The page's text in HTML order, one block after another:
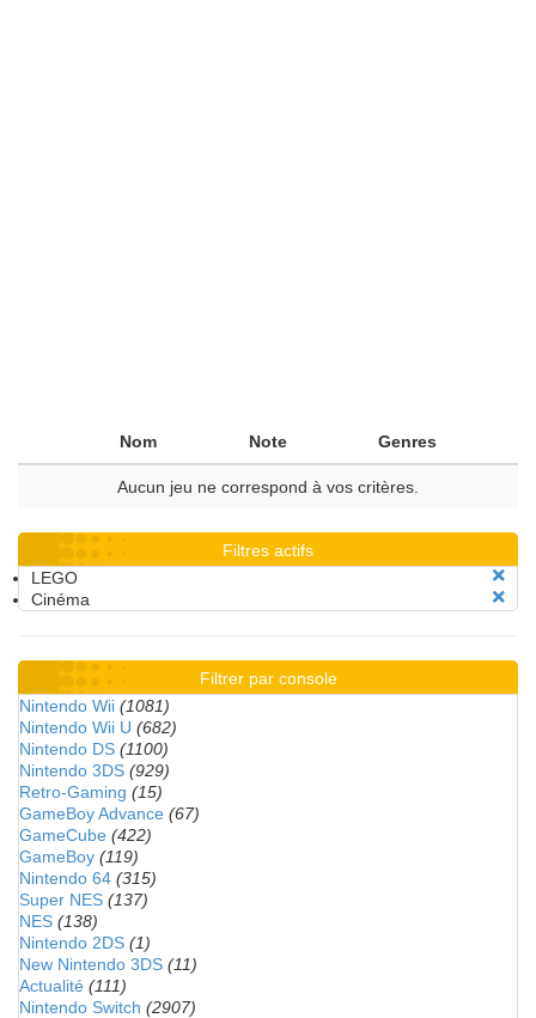
Nom Note Genres
Aucun jeu ne correspond à vos critères.
Filtres actifs
LEGO
Cinéma
Filtrer par console
Nintendo Wii (1081)
Nintendo Wii U (682)
Nintendo DS (1100)
Nintendo 3DS (929)
Retro-Gaming (15)
GameBoy Advance (67)
GameCube (422)
GameBoy (119)
Nintendo 64 (315)
Super NES (137)
NES (138)
Nintendo 2DS (1)
New Nintendo 3DS (11)
Actualité (111)
Nintendo Switch (2907)